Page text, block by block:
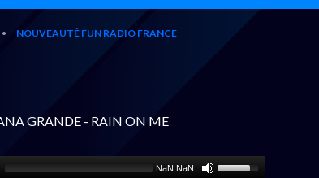
• NOUVEAUTÉ FUN RADIO FRANCE
GRANDE - RAIN ON ME
NaN:NaN